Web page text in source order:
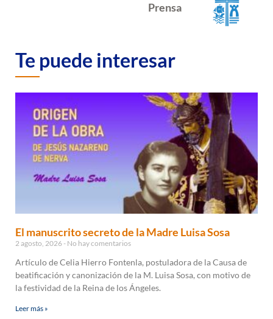
Prensa
Te puede interesar
El manuscrito secreto de la Madre Luisa Sosa
2 agosto, 2026 No hay comentarios
Artículo de Celia Hierro Fontenla, postuladora de la Causa de
beatificación y canonización de la M. Luisa Sosa, con motivo de
la festividad de la Reina de los Ángeles.
Leer más »